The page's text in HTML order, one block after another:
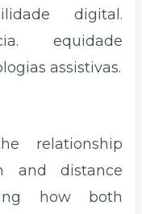
digital.
equidade
assistivas.
relationship
and distance
how both